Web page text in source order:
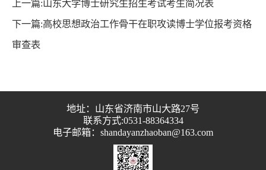
上一篇:山东大学博士研究生招生考试考生简况表
下一篇:高校思想政治工作骨干在职攻读博士学位报考资格
审查表
地址：山东省济南市山大路27号
联系方式:0531-88364334
电子邮箱：shandayanzhaoban@163.com